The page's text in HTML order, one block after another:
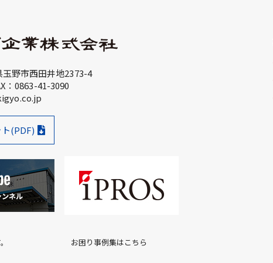
野市西田井地2373-4
：0863-41-3090
(PDF)
ます。 お困り事例集はこちら